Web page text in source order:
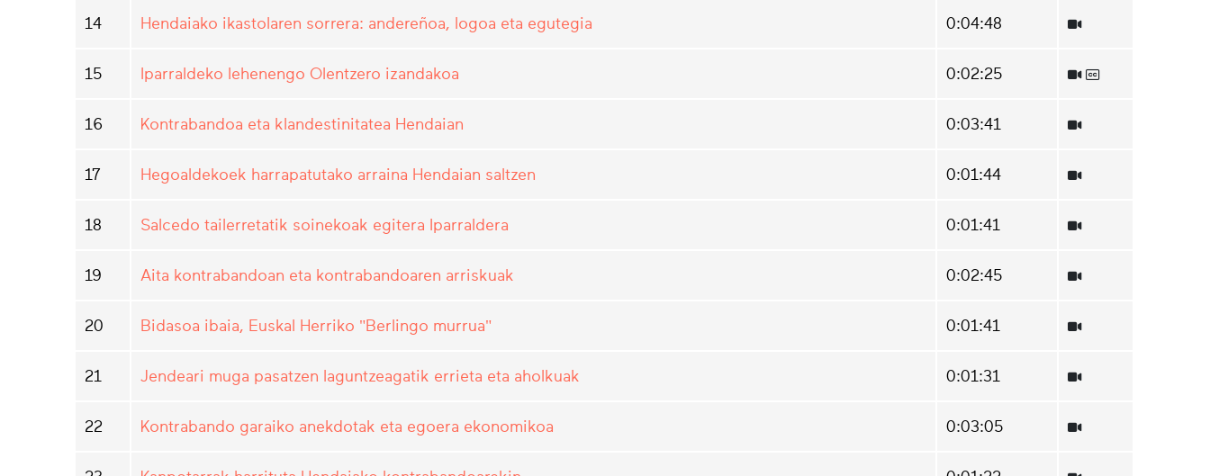
14 Hendaiako ikastolaren sorrera: andereñoa, logoa eta egutegia 0:04:48
15 Iparraldeko lehenengo Olentzero izandakoa 0:02:25
16 Kontrabandoa eta klandestinitatea Hendaian 0:03:41
17 Hegoaldekoek harrapatutako arraina Hendaian saltzen 0:01:44
18 Salcedo tailerretatik soinekoak egitera Iparraldera 0:01:41
19 Aita kontrabandoan eta kontrabandoaren arriskuak 0:02:45
20 Bidasoa ibaia, Euskal Herriko "Berlingo murrua" 0:01:41
21 Jendeari muga pasatzen laguntzeagatik errieta eta aholkuak 0:01:31
22 Kontrabando garaiko anekdotak eta egoera ekonomikoa 0:03:05